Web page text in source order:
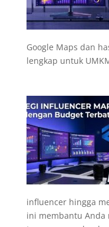
Google Maps dan
lengkap untuk
influencer hingga
ini membantu Anda